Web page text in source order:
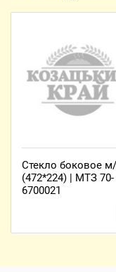
Стекло боковое
(472*224) | МТЗ 70-
6700021